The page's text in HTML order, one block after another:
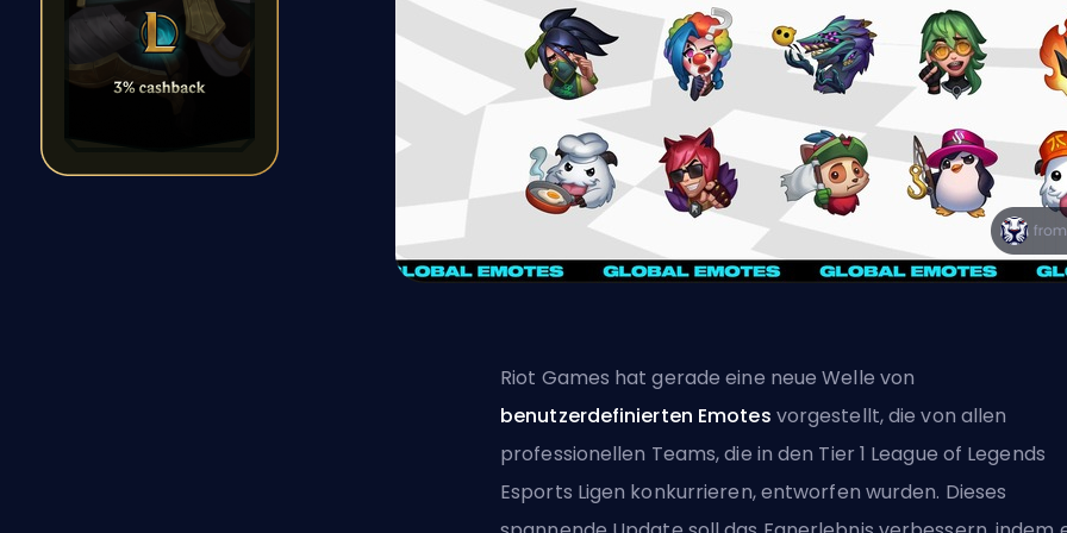
Riot Games hat gerade eine neue Welle von
benutzerdefinierten Emotes vorgestellt, die von allen
professionellen Teams, die in den Tier 1 League of Legends
Esports Ligen konkurrieren, entworfen wurden. Dieses